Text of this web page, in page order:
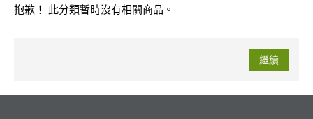
抱歉！ 此分類暫時沒有相關商品。
繼續